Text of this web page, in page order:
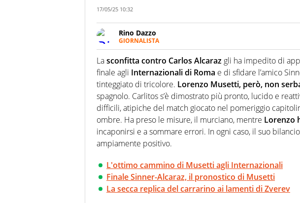
17/05/25 10:32
Rino Dazzo
GIORNALISTA
Se mai ci fosse modo di traslare il glossario del
farebbe parte. Non si perde una svista arbitrale né
curve
Lasconfitta contro Carlos Alcaraz gli ha impedito di
finale agli Internazionali di Roma e di sfidare l’amico
tinteggiato di tricolore. Lorenzo Musetti, però, non
spagnolo. Carlitos s’è dimostrato più pronto, lucido e
difficili, atipiche del match giocato nel pomeriggio
ombre. Ha preso le misure, il murciano, mentre Lorenzo
incaponirsi e a sommare errori. In ogni caso, il suo
ampiamente positivo.
L'ottimo cammino di Musetti agli Internazionali
Finale Sinner-Alcaraz, il pronostico di Musetti
La secca replica del carrarino ai lamenti di Zverev